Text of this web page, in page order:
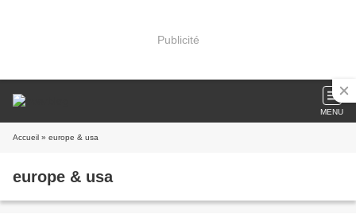
Publicité
MENU
Accueil » europe & usa
europe & usa